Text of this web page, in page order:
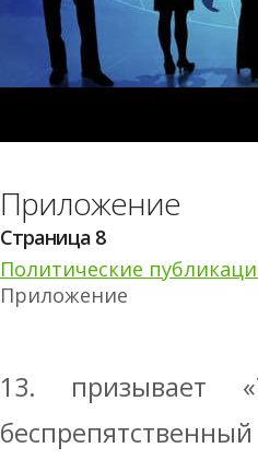
Приложение
Страница 8
Политические
Приложение
13. призывает